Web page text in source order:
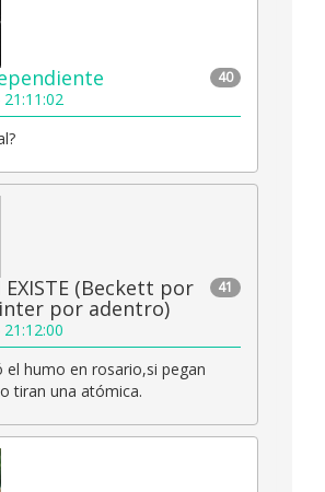
40
41
EXISTE (Beckett por
por adentro)
el humo en rosario,si pegan
tiran una atómica.